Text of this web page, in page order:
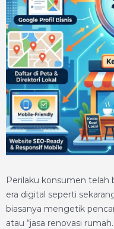
Perilaku konsumen telah
era digital seperti
biasanya mengetik
atau “jasa renovasi